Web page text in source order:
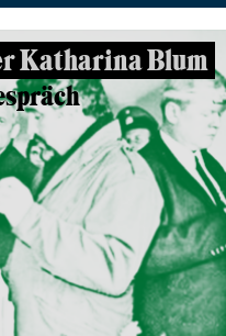
Katharina Blum